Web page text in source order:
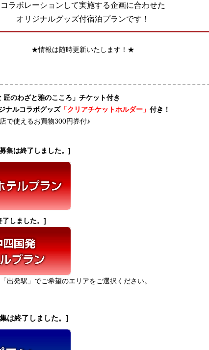
コラボレーションして実施する企画に合わせた
オリジナルグッズ付宿泊プランです！
★情報は随時更新いたします！★
のわざと雅のこころ」チケット付き
ナルコラボグッズ「クリアチケットホルダー」 付き！
で使えるお買物300円券付♪
集は終了しました。]
しました。]
出発駅」でご希望のエリアをご選択ください。
は終了しました。]